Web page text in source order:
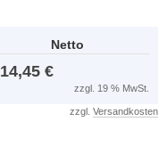
Netto
14,45 €
zzgl. 19 % MwSt.
zzgl. Versandkosten